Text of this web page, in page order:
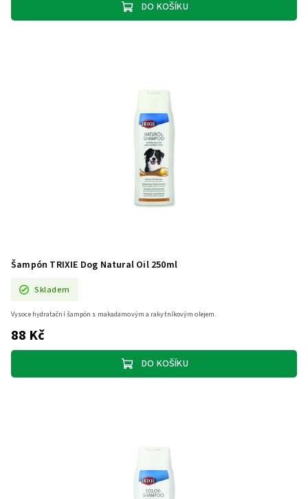
DO KOŠÍKU
Šampón TRIXIE Dog Natural Oil 250ml
Skladem
88 Kč
DO KOŠÍKU
Vysoce hydratační šampón s makadamovým a rakytníkovým olejem.